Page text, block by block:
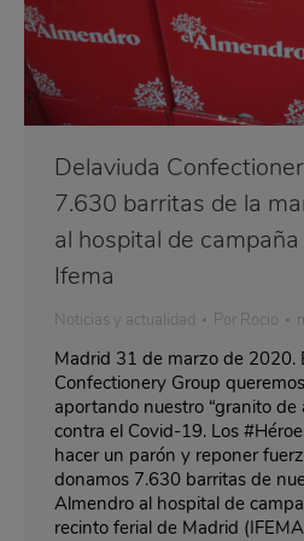
Delaviuda
7.630 barritas de la
al hospital de
Ifema
Noticias y actualidad Por Rocio
Madrid 31 de marzo de 2020.
Confectionery Group
aportando nuestro “granito de
contra el Covid-19. Los
hacer un parón y reponer
donamos 7.630 barritas de
Almendro al hospital de
recinto ferial de Madrid